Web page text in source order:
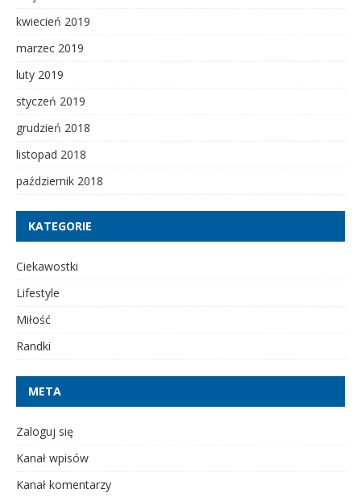
kwiecień 2019
marzec 2019
luty 2019
styczeń 2019
grudzień 2018
listopad 2018
październik 2018
KATEGORIE
Ciekawostki
Lifestyle
Miłość
Randki
META
Zaloguj się
Kanał wpisów
Kanał komentarzy